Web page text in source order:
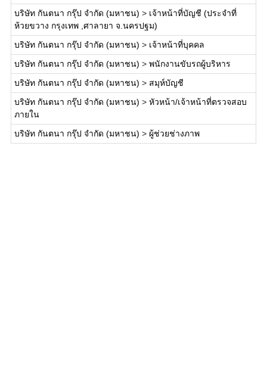
บริษัท กันตนา กรุ๊ป จำกัด (มหาชน) > เจ้าหน้าที่บัญชี (ประจำที่
ห้วยขวาง กรุงเทพ ,ศาลายา จ.นครปฐม)
บริษัท กันตนา กรุ๊ป จำกัด (มหาชน) > เจ้าหน้าที่บุคคล
บริษัท กันตนา กรุ๊ป จำกัด (มหาชน) > พนักงานขับรถผู้บริหาร
บริษัท กันตนา กรุ๊ป จำกัด (มหาชน) > สมุห์บัญชี
บริษัท กันตนา กรุ๊ป จำกัด (มหาชน) > หัวหน้า/เจ้าหน้าที่ตรวจสอบ
ภายใน
บริษัท กันตนา กรุ๊ป จำกัด (มหาชน) > ผู้ช่วยช่างภาพ